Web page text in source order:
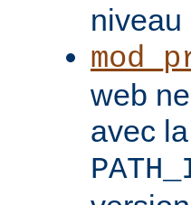
niveau
web
avec